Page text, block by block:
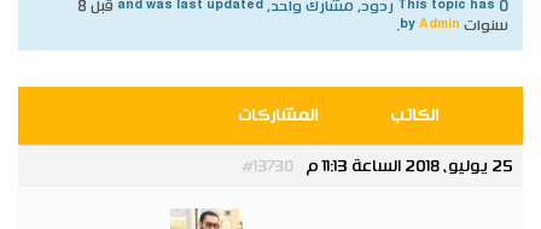
This topic has 0 ردود, مشارك واحد, and was last updated
قبل 8
سنوات Admin
الكاتب المشاركات
25 يوليو، 2018 الساعة 11:13 م #13730
Admin